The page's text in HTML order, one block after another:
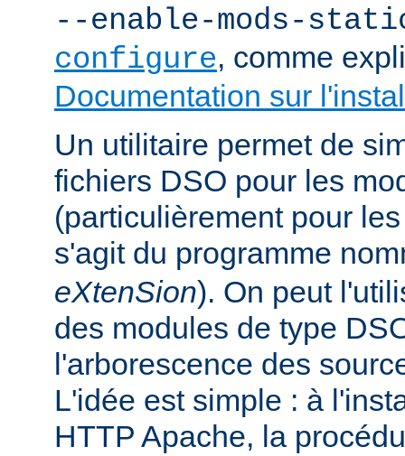
--enable-mods-
configure, comme
Documentation sur
Un utilitaire permet de
fichiers DSO pour les
(particulièrement pour
s'agit du programme
eXtenSion). On peut
des modules de type
l'arborescence des
L'idée est simple : à
HTTP Apache, la